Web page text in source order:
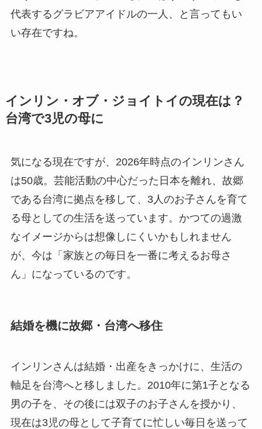
代表するグラビアアイドルの一人、と言ってもい
い存在ですね。
インリン・オブ・ジョイトイの現在は？
台湾で3児の母に
気になる現在ですが、2026年時点のインリンさん
は50歳。芸能活動の中心だった日本を離れ、故郷
である台湾に拠点を移して、3人のお子さんを育て
る母としての生活を送っています。かつての過激
なイメージからは想像しにくいかもしれません
が、今は「家族との毎日を一番に考えるお母さ
ん」になっているのです。
結婚を機に故郷・台湾へ移住
インリンさんは結婚・出産をきっかけに、生活の
軸足を台湾へと移しました。2010年に第1子となる
男の子を、その後には双子のお子さんを授かり、
現在は3児の母として子育てに忙しい毎日を送って